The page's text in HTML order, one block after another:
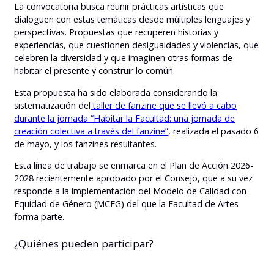
La convocatoria busca reunir prácticas artísticas que
dialoguen con estas temáticas desde múltiples lenguajes y
perspectivas. Propuestas que recuperen historias y
experiencias, que cuestionen desigualdades y violencias, que
celebren la diversidad y que imaginen otras formas de
habitar el presente y construir lo común.
Esta propuesta ha sido elaborada considerando la
sistematización del taller de fanzine que se llevó a cabo
durante la jornada “Habitar la Facultad: una jornada de
creación colectiva a través del fanzine”, realizada el pasado 6
de mayo, y los fanzines resultantes.
Esta línea de trabajo se enmarca en el Plan de Acción 2026-
2028 recientemente aprobado por el Consejo, que a su vez
responde a la implementación del Modelo de Calidad con
Equidad de Género (MCEG) del que la Facultad de Artes
forma parte.
¿Quiénes pueden participar?